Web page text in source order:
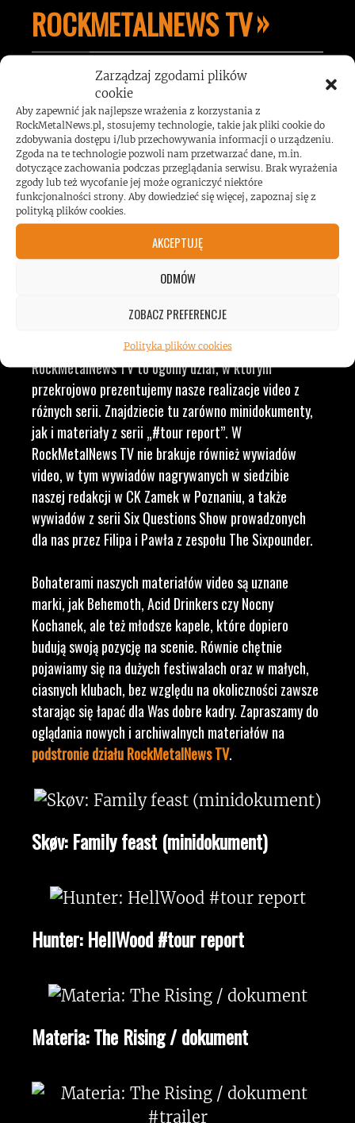
Zarządzaj zgodami plików
cookie
Aby zapewnić jak najlepsze wrażenia z korzystania z
RockMetalNews.pl, stosujemy technologie, takie jak pliki cookie do
zdobywania dostępu i/lub przechowywania informacji o urządzeniu.
Zgoda na te technologie pozwoli nam przetwarzać dane, m.in.
dotyczące zachowania podczas przeglądania serwisu. Brak wyrażenia
zgody lub też wycofanie jej może ograniczyć niektóre
funkcjonalności strony. Aby dowiedzieć się więcej, zapoznaj się z
polityką plików cookies.
AKCEPTUJĘ
ODMÓW
ZOBACZ PREFERENCJE
Polityka plików cookies
ROCKMETALNEWS TV
JESTEŚMY BLISKO
ZESPOŁÓW, KONCERTÓW I
LUDZI ZWIĄZANYCH Z
MUZYKĄ, BY DOSTARCZAĆ
WAM NAJLEPSZE TREŚCI
RockMetalNews TV to ogólny dział, w którym
przekrojowo prezentujemy nasze realizacje video z
różnych serii. Znajdziecie tu zarówno minidokumenty,
jak i materiały z serii „#tour report”. W
RockMetalNews TV nie brakuje również wywiadów
video, w tym wywiadów nagrywanych w siedzibie
naszej redakcji w CK Zamek w Poznaniu, a także
wywiadów z serii Six Questions Show prowadzonych
dla nas przez Filipa i Pawła z zespołu The Sixpounder.
Bohaterami naszych materiałów video są uznane
marki, jak Behemoth, Acid Drinkers czy Nocny
Kochanek, ale też młodsze kapele, które dopiero
budują swoją pozycję na scenie. Równie chętnie
pojawiamy się na dużych festiwalach oraz w małych,
ciasnych klubach, bez względu na okoliczności zawsze
starając się łapać dla Was dobre kadry. Zapraszamy do
oglądania nowych i archiwalnych materiałów na
podstronie działu RockMetalNews TV.
Skøv: Family feast (minidokument)
Hunter: HellWood #tour report
Materia: The Rising / dokument